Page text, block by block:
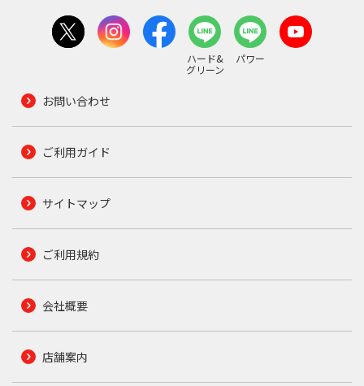
ハード&
グリーン
パワー
お問い合わせ
ご利用ガイド
サイトマップ
ご利用規約
会社概要
店舗案内